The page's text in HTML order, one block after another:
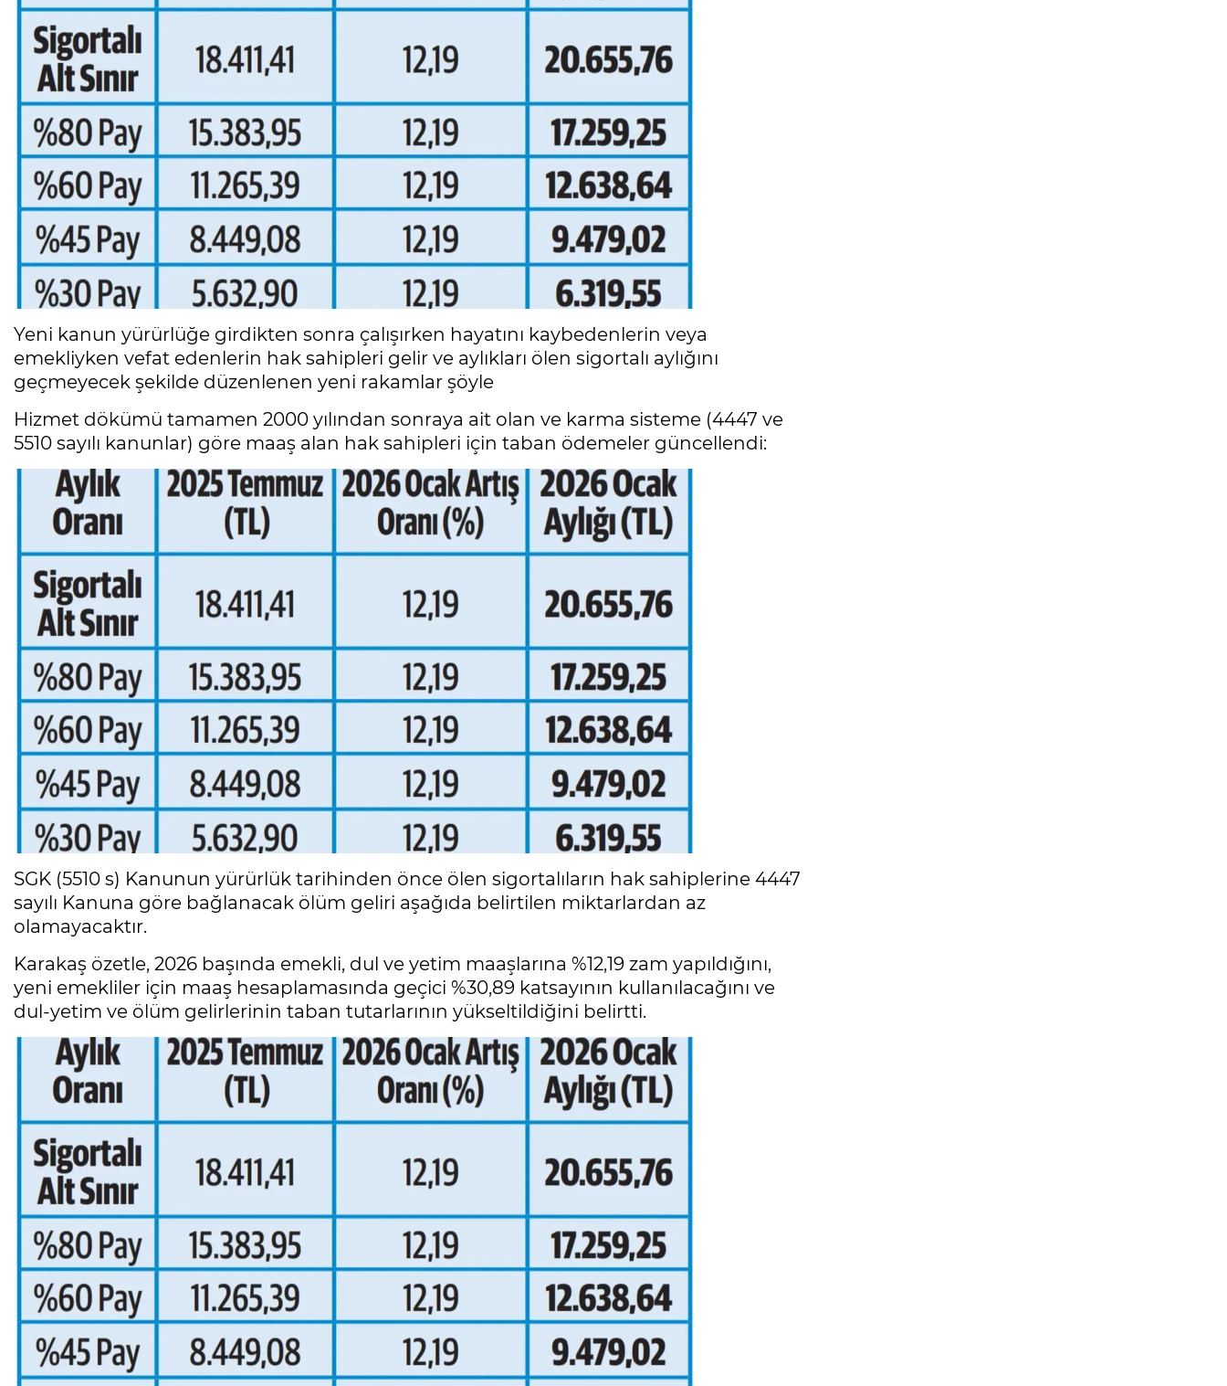
Yeni kanun yürürlüğe girdikten sonra çalışırken hayatını kaybedenlerin veya
emekliyken vefat edenlerin hak sahipleri gelir ve aylıkları ölen sigortalı aylığını
geçmeyecek şekilde düzenlenen yeni rakamlar şöyle
Hizmet dökümü tamamen 2000 yılından sonraya ait olan ve karma sisteme (4447 ve
5510 sayılı kanunlar) göre maaş alan hak sahipleri için taban ödemeler güncellendi:
SGK (5510 s) Kanunun yürürlük tarihinden önce ölen sigortalıların hak sahiplerine 4447
sayılı Kanuna göre bağlanacak ölüm geliri aşağıda belirtilen miktarlardan az
olamayacaktır.
Karakaş özetle, 2026 başında emekli, dul ve yetim maaşlarına %12,19 zam yapıldığını,
yeni emekliler için maaş hesaplamasında geçici %30,89 katsayının kullanılacağını ve
dul-yetim ve ölüm gelirlerinin taban tutarlarının yükseltildiğini belirtti.